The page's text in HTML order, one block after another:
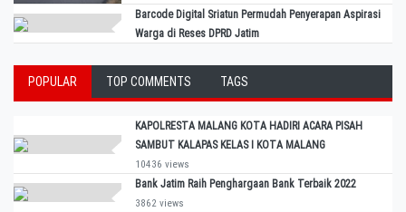
Barcode Digital Sriatun Permudah Penyerapan Aspirasi
Warga di Reses DPRD Jatim
POPULAR TOP COMMENTS TAGS
KAPOLRESTA MALANG KOTA HADIRI ACARA PISAH
SAMBUT KALAPAS KELAS I KOTA MALANG
10436 views
Bank Jatim Raih Penghargaan Bank Terbaik 2022
3862 views